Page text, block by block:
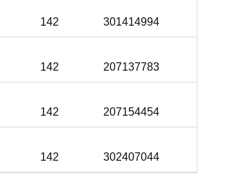
142 301414994
142 207137783
142 207154454
142 302407044